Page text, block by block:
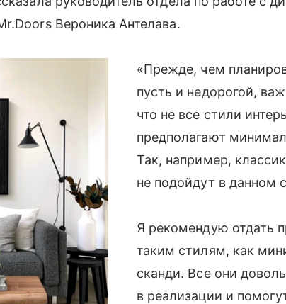
Вероника Антелава.
«Прежде, чем
пусть и недорогой,
что не все стили
предполагают
Так, например,
не подойдут в данном
Я рекомендую отдать
таким стилям, как
сканди. Все они
в реализации и